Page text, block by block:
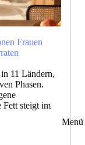
Menü
Frauen
11 Ländern,
Phasen.
Fett steigt im